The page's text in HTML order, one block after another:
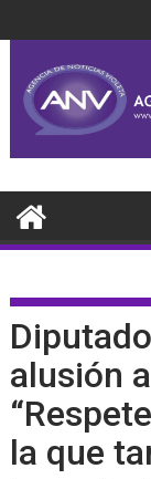
al
contenido
alusión
la que